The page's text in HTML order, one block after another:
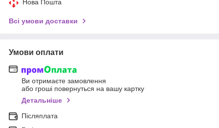
Нова Пошта
Всі умови доставки
Умови оплати
Ви отримаєте замовлення
або гроші повернуться на вашу картку
Детальніше
Післяплата